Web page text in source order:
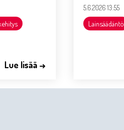
Lue lisää →
5.6.2026 13:55
Lainsäädäntö